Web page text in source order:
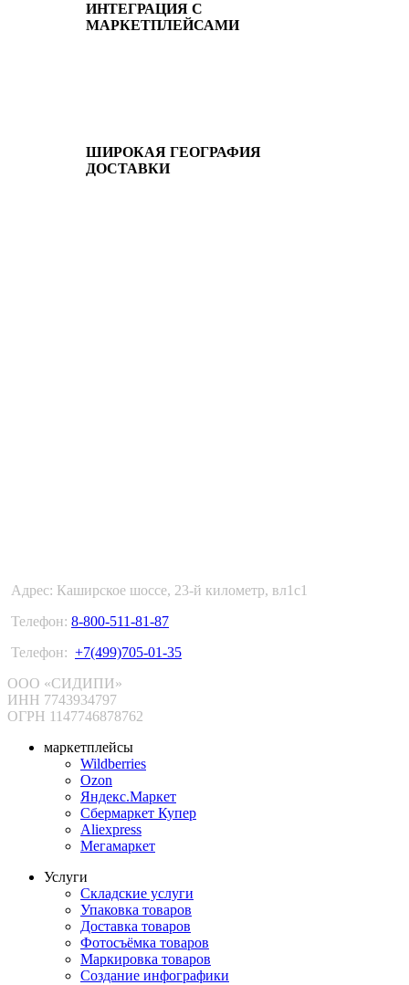
ИНТЕГРАЦИЯ С
МАРКЕТПЛЕЙСАМИ
ШИРОКАЯ ГЕОГРАФИЯ
ДОСТАВКИ
Адрес: Каширское шоссе, 23-й километр, вл1с1
Телефон: 8-800-511-81-87
Телефон: +7(499)705-01-35
ООО «СИДИПИ»
ИНН 7743934797
ОГРН 1147746878762
маркетплейсы
Wildberries
Ozon
Яндекс.Маркет
Сбермаркет Купер
Aliexpress
Мегамаркет
Услуги
Складские услуги
Упаковка товаров
Доставка товаров
Фотосъёмка товаров
Маркировка товаров
Создание инфографики